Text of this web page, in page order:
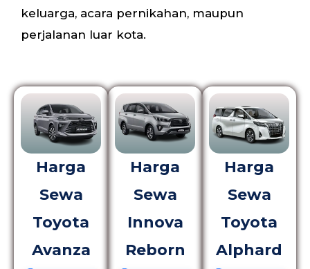
keluarga, acara pernikahan, maupun
perjalanan luar kota.
Harga
Sewa
Toyota
Avanza
Harga
Sewa
Innova
Reborn
Harga
Sewa
Toyota
Alphard